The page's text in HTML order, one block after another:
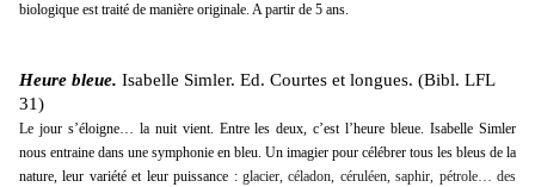
biologique est traité de manière originale. A partir de 5 ans.
Heure bleue. Isabelle Simler. Ed. Courtes et longues. (Bibl. LFL
31)
Le jour s’éloigne… la nuit vient. Entre les deux, c’est l’heure bleue. Isabelle Simler
nous entraine dans une symphonie en bleu. Un imagier pour célébrer tous les bleus de la
nature, leur variété et leur puissance :glacier, céladon, céruléen, saphir, pétrole… des